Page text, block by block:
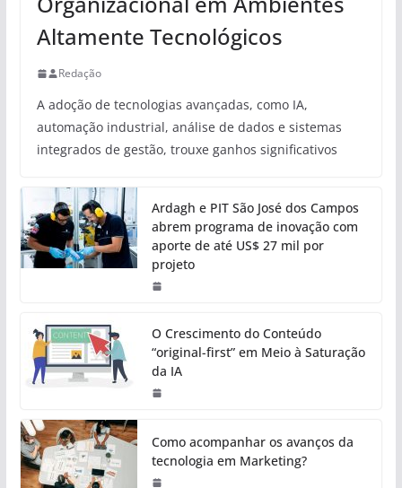
Altamente Tecnológicos
Redação
A adoção de tecnologias avançadas, como IA,
automação industrial, análise de dados e sistemas
integrados de gestão, trouxe ganhos significativos
Ardagh e PIT São José dos Campos
abrem programa de inovação com
aporte de até US$ 27 mil por
projeto
O Crescimento do Conteúdo
“original-first” em Meio à Saturação
da IA
Como acompanhar os avanços da
tecnologia em Marketing?